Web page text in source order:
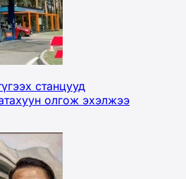
станцууд
олгож эхэлжээ